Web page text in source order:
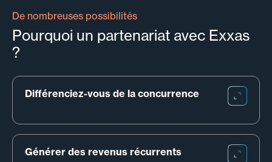
De nombreuses possibilités
Pourquoi un partenariat avec Exxas
?
Différenciez-vous de la concurrence
Générer des revenus récurrents